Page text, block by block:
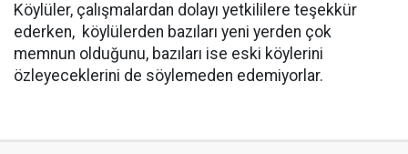
Köylüler, çalışmalardan dolayı yetkililere teşekkür
ederken, köylülerden bazıları yeni yerden çok
memnun olduğunu, bazıları ise eski köylerini
özleyeceklerini de söylemeden edemiyorlar.